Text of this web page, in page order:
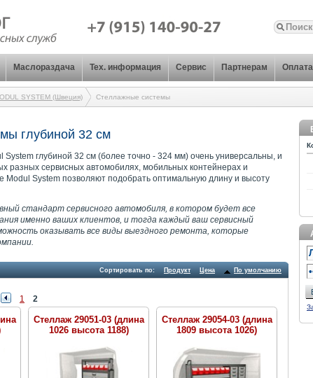
Партнерам
Сервис
Тех. информация
Маслораздача
SYSTEM (Швеция)
Стеллажные системы
глубиной 32 см
глубиной 32 см (более точно - 324 мм) очень универсальны, и
разных сервисных автомобилях, мобильных контейнерах и
Modul System позволяют подобрать оптимальную длину и высоту
стандарт сервисного автомобиля, в котором будет все
именно ваших клиентов, и тогда каждый ваш сервисный
оказывать все виды выездного ремонта, которые
Сортировать по: Продукт Цена По умолчанию
1 2
Стеллаж 29051-03 (длина
1026 высота 1188)
Стеллаж 29054-03 (длина
1809 высота 1026)